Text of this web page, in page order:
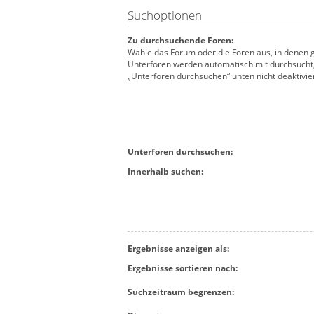
Suchoptionen
Zu durchsuchende Foren:
Wähle das Forum oder die Foren aus, in denen
Unterforen werden automatisch mit
„Unterforen durchsuchen“ unten nicht
Unterforen durchsuchen:
Innerhalb suchen:
Ergebnisse anzeigen als:
Ergebnisse sortieren nach:
Suchzeitraum begrenzen: